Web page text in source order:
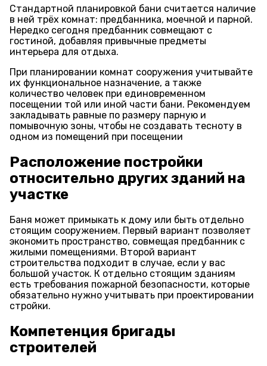
Стандартной планировкой бани считается наличие
в ней трёх комнат: предбанника, моечной и парной.
Нередко сегодня предбанник совмещают с
гостиной, добавляя привычные предметы
интерьера для отдыха.
При планировании комнат сооружения учитывайте
их функциональное назначение, а также
количество человек при единовременном
посещении той или иной части бани. Рекомендуем
закладывать равные по размеру парную и
помывочную зоны, чтобы не создавать тесноту в
одном из помещений при посещении
Расположение постройки
относительно других зданий на
участке
Баня может примыкать к дому или быть отдельно
стоящим сооружением. Первый вариант позволяет
экономить пространство, совмещая предбанник с
жилыми помещениями. Второй вариант
строительства подходит в случае, если у вас
большой участок. К отдельно стоящим зданиям
есть требования пожарной безопасности, которые
обязательно нужно учитывать при проектировании
стройки.
Компетенция бригады
строителей